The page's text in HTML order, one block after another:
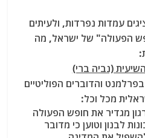
עמדות נפרדות, ולעיתים
הפעולה" של ישראל, מה
והדוברים הפוליטיים
מכל וכל:
מגדיר את חופש הפעולה
לבנון וטוען כי מדובר